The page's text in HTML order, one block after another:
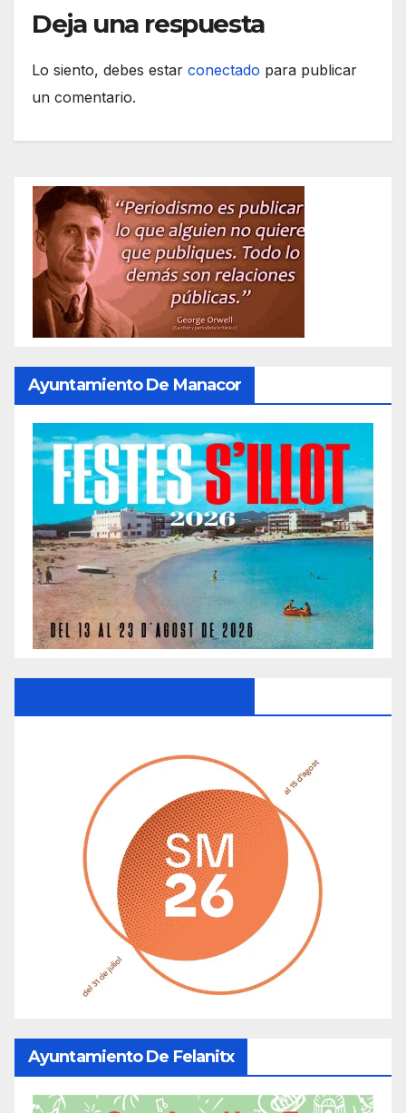
Deja una respuesta
Lo siento, debes estar conectado para publicar
un comentario.
Ayuntamiento De Manacor
Ayuntamiento De Felanitx